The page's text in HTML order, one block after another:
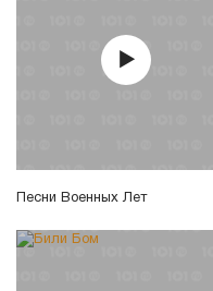
Песни Военных Лет